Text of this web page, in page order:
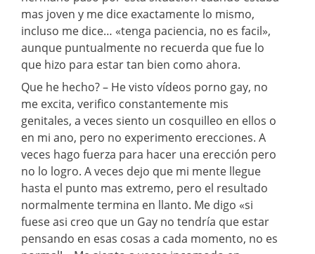
mas joven y me dice exactamente lo mismo,
incluso me dice… «tenga paciencia, no es facil»,
aunque puntualmente no recuerda que fue lo
que hizo para estar tan bien como ahora.
Que he hecho? – He visto vídeos porno gay, no
me excita, verifico constantemente mis
genitales, a veces siento un cosquilleo en ellos o
en mi ano, pero no experimento erecciones. A
veces hago fuerza para hacer una erección pero
no lo logro. A veces dejo que mi mente llegue
hasta el punto mas extremo, pero el resultado
normalmente termina en llanto. Me digo «si
fuese asi creo que un Gay no tendría que estar
pensando en esas cosas a cada momento, no es